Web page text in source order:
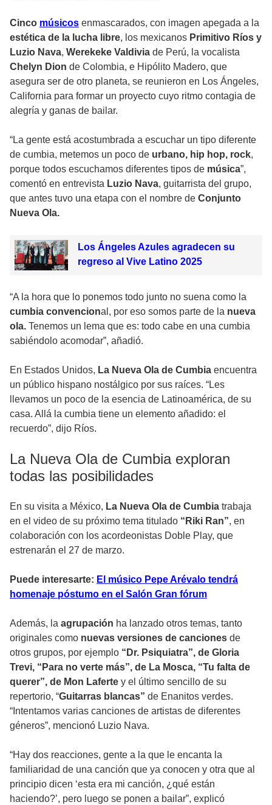
Cinco músicos enmascarados, con imagen apegada a la
estética de la lucha libre, los mexicanos Primitivo Ríos y
Luzio Nava, Werekeke Valdivia de Perú, la vocalista
Chelyn Dion de Colombia, e Hipólito Madero, que
asegura ser de otro planeta, se reunieron en Los Ángeles,
California para formar un proyecto cuyo ritmo contagia de
alegría y ganas de bailar.
“La gente está acostumbrada a escuchar un tipo diferente
de cumbia, metemos un poco de urbano, hip hop, rock,
porque todos escuchamos diferentes tipos de música”,
comentó en entrevista Luzio Nava, guitarrista del grupo,
que antes tuvo una etapa con el nombre de Conjunto
Nueva Ola.
Los Ángeles Azules agradecen su
regreso al Vive Latino 2025
“A la hora que lo ponemos todo junto no suena como la
cumbia convencional, por eso somos parte de la nueva
ola. Tenemos un lema que es: todo cabe en una cumbia
sabiéndolo acomodar”, añadió.
En Estados Unidos, La Nueva Ola de Cumbia encuentra
un público hispano nostálgico por sus raíces. “Les
llevamos un poco de la esencia de Latinoamérica, de su
casa. Allá la cumbia tiene un elemento añadido: el
recuerdo”, dijo Ríos.
La Nueva Ola de Cumbia exploran
todas las posibilidades
En su visita a México, La Nueva Ola de Cumbia trabaja
en el video de su próximo tema titulado “Riki Ran”, en
colaboración con los acordeonistas Doble Play, que
estrenarán el 27 de marzo.
Puede interesarte: El músico Pepe Arévalo tendrá
homenaje póstumo en el Salón Gran fórum
Además, la agrupación ha lanzado otros temas, tanto
originales como nuevas versiones de canciones de
otros grupos, por ejemplo “Dr. Psiquiatra”, de Gloria
Trevi, “Para no verte más”, de La Mosca, “Tu falta de
querer”, de Mon Laferte y el último sencillo de su
repertorio, “Guitarras blancas” de Enanitos verdes.
“Intentamos varias canciones de artistas de diferentes
géneros”, mencionó Luzio Nava.
“Hay dos reacciones, gente a la que le encanta la
familiaridad de una canción que ya conocen y otra que al
principio dicen ‘esta era mi canción, ¿qué están
haciendo?’, pero luego se ponen a bailar”, explicó